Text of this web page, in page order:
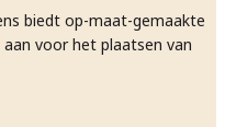
biedt op-maat-gemaakte
voor het plaatsen van